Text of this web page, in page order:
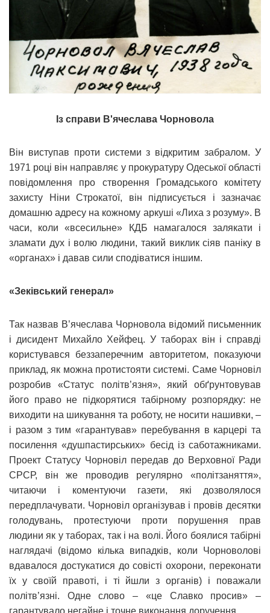
Із справи В'ячеслава Чорновола
Він виступав проти системи з відкритим забралом. У
1971 році він направляє у прокуратуру Одеської області
повідомлення про створення Громадського комітету
захисту Ніни Строкатої, він підписується і зазначає
домашню адресу на кожному аркуші «Лиха з розуму». В
часи, коли «всесильне» КДБ намагалося залякати і
зламати дух і волю людини, такий виклик сіяв паніку в
«органах» і давав сили сподіватися іншим.
«Зеківський генерал»
Так назвав В’ячеслава Чорновола відомий письменник
і дисидент Михайло Хейфец. У таборах він і справді
користувався беззаперечним авторитетом, показуючи
приклад, як можна протистояти системі. Саме Чорновіл
розробив «Статус політв’язня», який обґрунтовував
його право не підкорятися табірному розпорядку: не
виходити на шикування та роботу, не носити нашивки, –
і разом з тим «гарантував» перебування в карцері та
посилення «душпастирських» бесід із саботажниками.
Проект Статусу Чорновіл передав до Верховної Ради
СРСР, він же проводив регулярно «політзаняття»,
читаючи і коментуючи газети, які дозволялося
передплачувати. Чорновіл організував і провів десятки
голодувань, протестуючи проти порушення прав
людини як у таборах, так і на волі. Його боялися табірні
наглядачі (відомо кілька випадків, коли Чорноволові
вдавалося достукатися до совісті охорони, переконати
їх у своїй правоті, і ті йшли з органів) і поважали
політв’язні. Одне слово – «це Славко просив» –
гарантувало негайне і точне виконання доручення.